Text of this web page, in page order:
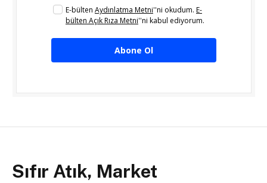
E-bülten Aydınlatma Metni''ni okudum. E-
bülten Açık Rıza Metni''ni kabul ediyorum.
Abone Ol
Sıfır Atık, Market